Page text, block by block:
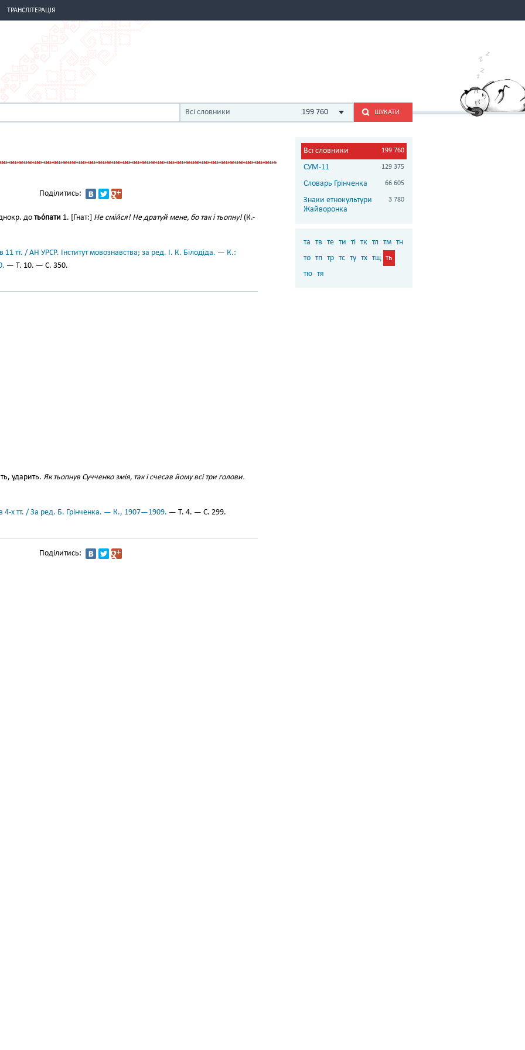
ТРАНСЛІТЕРАЦІЯ
Всі словники 199 760 ШУКАТИ
Поділитись:
до тьо́пати 1. [Гнат:] Не смійся! Не дратуй мене, бо так і тьопну!(К.-
11 тт. / АН УРСР. Інститут мовознавства; за ред. І. К. Білодіда. — К.:
— Т. 10. — С. 350.
ударить. Як тьопнув Сучченко змія, так і счесав йому всі три голови.
4-х тт. / За ред. Б. Грінченка. — К., 1907—1909. — Т. 4. — С. 299.
Поділитись:
Всі словники 199 760
СУМ-11 129 375
Словарь Грінченка 66 605
Знаки етнокультури
Жайворонка
3 780
та тв те ти ті тк тл тм тн
то тп тр тс ту тх тщ ть
тю тя